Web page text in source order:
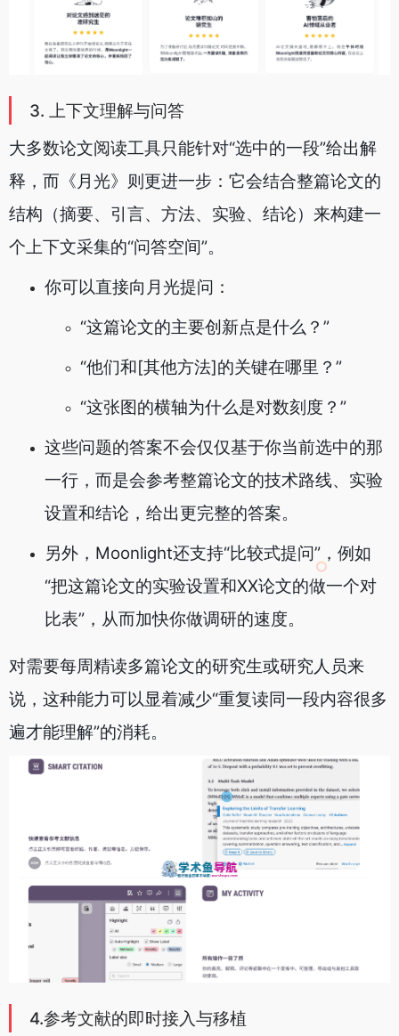
3. 上下文理解与问答
大多数论文阅读工具只能针对“选中的一段”给出解
释，而《月光》则更进一步：它会结合整篇论文的
结构（摘要、引言、方法、实验、结论）来构建一
个上下文采集的“问答空间”。
你可以直接向月光提问：
“这篇论文的主要创新点是什么？”
“他们和[其他方法]的关键在哪里？”
“这张图的横轴为什么是对数刻度？”
这些问题的答案不会仅仅基于你当前选中的那
一行，而是会参考整篇论文的技术路线、实验
设置和结论，给出更完整的答案。
另外，Moonlight还支持“比较式提问”，例如
“把这篇论文的实验设置和XX论文的做一个对
比表”，从而加快你做调研的速度。
对需要每周精读多篇论文的研究生或研究人员来
说，这种能力可以显着减少“重复读同一段内容很多
遍才能理解”的消耗。
4.参考文献的即时接入与移植